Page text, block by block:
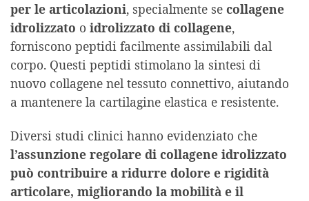
per le articolazioni, specialmente se collagene
idrolizzato o idrolizzato di collagene,
forniscono peptidi facilmente assimilabili dal
corpo. Questi peptidi stimolano la sintesi di
nuovo collagene nel tessuto connettivo, aiutando
a mantenere la cartilagine elastica e resistente.
Diversi studi clinici hanno evidenziato che
l’assunzione regolare di collagene idrolizzato
può contribuire a ridurre dolore e rigidità
articolare, migliorando la mobilità e il